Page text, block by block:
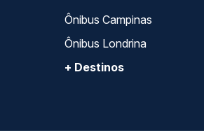
Ônibus Campinas
Ônibus Londrina
+ Destinos